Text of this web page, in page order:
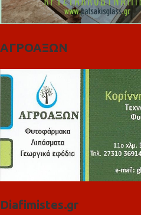
ΑΓΡΟΑΞΩΝ
Diafimistes.gr